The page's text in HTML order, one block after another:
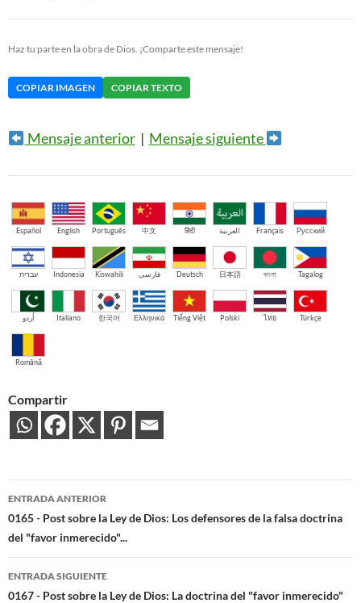
Haz tu parte en la obra de Dios. ¡Comparte este mensaje!
COPIAR IMAGEN COPIAR TEXTO
Mensaje anterior| Mensaje siguiente
Español English Português 中文 हिंदी العربية Français Русский
עברית Indonesia Kiswahili فارسی Deutsch 日本語 বাংলা Tagalog
اُردو Italiano 한국어 Ελληνικά Tiếng Việt Polski ไทย Türkçe
Română
Compartir
Navegación
de
entradas
ENTRADA ANTERIOR
0165 - Post sobre la Ley de Dios: Los defensores de la falsa doctrina
del "favor inmerecido"...
ENTRADA SIGUIENTE
0167 - Post sobre la Ley de Dios: La doctrina del "favor inmerecido"